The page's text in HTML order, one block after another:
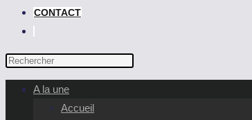
CONTACT
TOGGLE
SEARCH
Escape
A la une
Accueil